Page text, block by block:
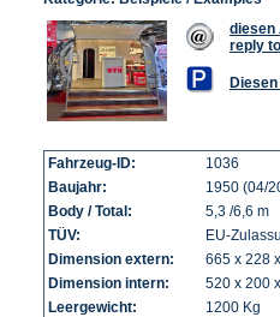
diesen
reply
Fahrzeug-ID:
1036
Baujahr:
1950 (04/
Body / Total:
5,3 /6,6 m
TÜV:
EU-
Dimension extern:
665 x 228
Dimension intern:
520 x 200
Leergewicht:
1200 Kg